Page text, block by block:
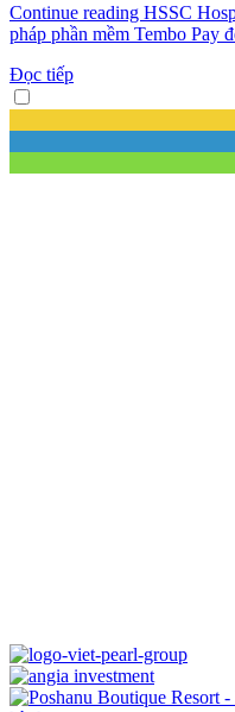
Continue reading HSSC
pháp phần mềm Tembo Pay
Đọc tiếp